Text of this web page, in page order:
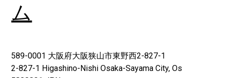
589-0001 大阪府大阪狭山市東野西2-827-1
2-827-1 Higashino-Nishi Osaka-Sayama City, Os